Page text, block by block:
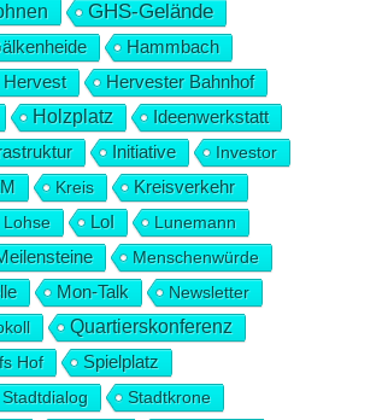
GHS-Gelände
Hammbach
Hervest Hervester Bahnhof
Holzplatz Ideenwerkstatt
Initiative Investor
Kreis
Kreisverkehr
Lohse LoI
Lunemann
Menschenwürde
Mon-Talk Newsletter
Quartierskonferenz
Hof
Spielplatz
Stadtdialog
Stadtkrone